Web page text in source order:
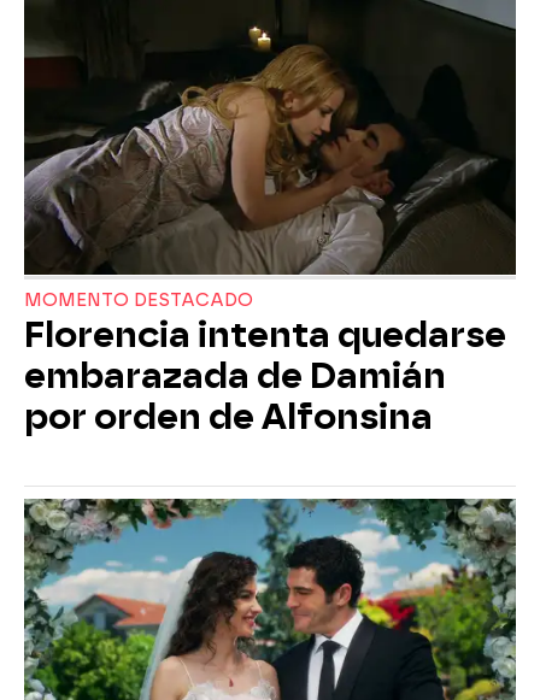
MOMENTO DESTACADO
Florencia intenta quedarse
embarazada de Damián
por orden de Alfonsina